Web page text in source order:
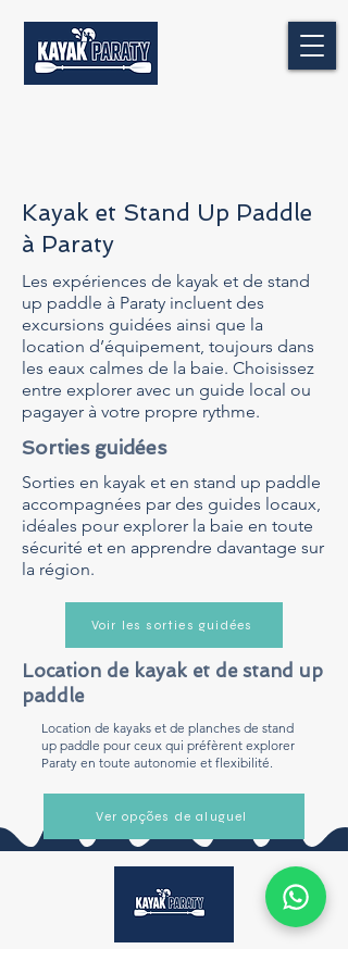
Kayak et Stand Up Paddle
à Paraty
Les expériences de kayak et de stand
up paddle à Paraty incluent des
excursions guidées ainsi que la
location d’équipement, toujours dans
les eaux calmes de la baie. Choisissez
entre explorer avec un guide local ou
pagayer à votre propre rythme.
Sorties guidées
Sorties en kayak et en stand up paddle
accompagnées par des guides locaux,
idéales pour explorer la baie en toute
sécurité et en apprendre davantage sur
la région.
Voir les sorties guidées
Location de kayak et de stand up
paddle
Location de kayaks et de planches de stand
up paddle pour ceux qui préfèrent explorer
Paraty en toute autonomie et flexibilité.
Ver opções de aluguel